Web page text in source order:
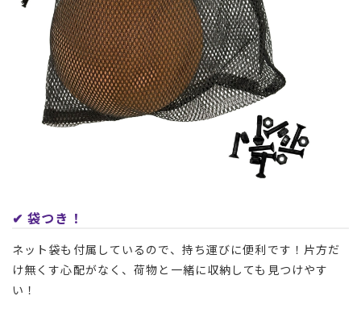
✔︎ 袋つき！
ネット袋も付属しているので、持ち運びに便利です！片方だ
け無くす心配がなく、荷物と一緒に収納しても見つけやす
い！